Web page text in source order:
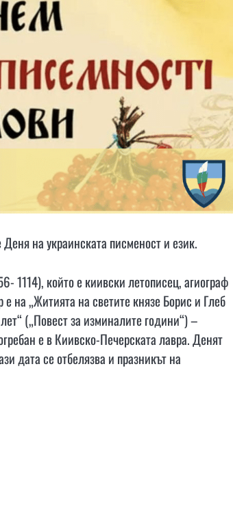
на украинската писменост и език.
1114), който е киивски летописец, агиограф
на „Житията на светите князе Борис и Глеб
(„Повест за изминалите години“) –
е в Киивско-Печерската лавра. Денят
дата се отбелязва и празникът на